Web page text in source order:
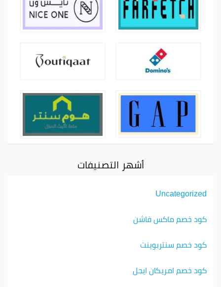
أشهر التصنيفات
Uncategorized
كود خصم ماكس فاشن
كود خصم سنتربوينت
كود خصم امريكان ايجل